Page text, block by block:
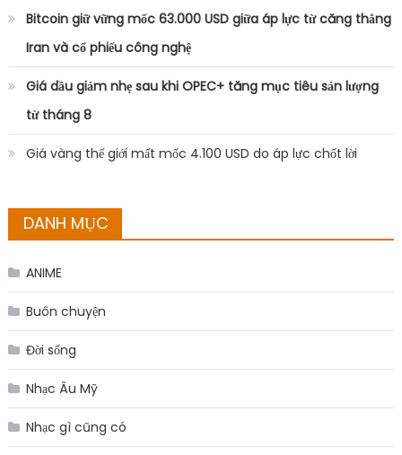
Bitcoin giữ vững mốc 63.000 USD giữa áp lực từ căng thẳng
Iran và cổ phiếu công nghệ
Giá dầu giảm nhẹ sau khi OPEC+ tăng mục tiêu sản lượng
từ tháng 8
Giá vàng thế giới mất mốc 4.100 USD do áp lực chốt lời
DANH MỤC
ANIME
Buôn chuyện
Đời sống
Nhạc Âu Mỹ
Nhạc gì cũng có